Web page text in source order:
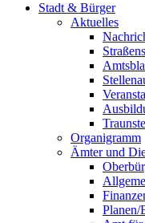
Stadt & Bürger
Aktuelles
Organigramm
Ämter und
Planen/